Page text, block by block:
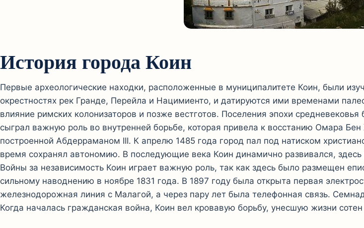
История города Коин
Первые археологические находки, расположенные в муниципалитете Коин, были
окрестностях рек Гранде, Перейла и Нацимиенто, и датируются ими временами
влияние римских колонизаторов и позже вестготов. Поселения эпохи
сыграл важную роль во внутренней борьбе, которая привела к восстанию Омара
построенной Абдерраманом III. К апрелю 1485 года город пал под натиском
время сохранял автономию. В последующие века Коин динамично развивался,
Войны за независимость Коин играет важную роль, так как здесь было размещен
сильному наводнению в ноябре 1831 года. В 1897 году была открыта первая
железнодорожная линия с Малагой, а через пару лет была телефонная связь.
Когда началась гражданская война, Коин вел кровавую борьбу, унесшую жизни